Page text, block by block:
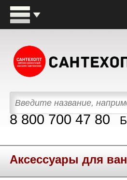
8 800 700 47 80
Аксессуары для